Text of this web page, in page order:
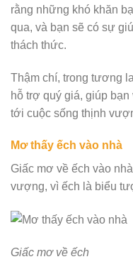
rằng những khó khăn
qua, và bạn sẽ có sự
thách thức.
Thậm chí, trong tương
hỗ trợ quý giá, giúp
tới cuộc sống thịnh
Mơ thấy ếch vào nhà
Giấc mơ về ếch vào
vượng, vì ếch là biểu
Giấc mơ về ếch